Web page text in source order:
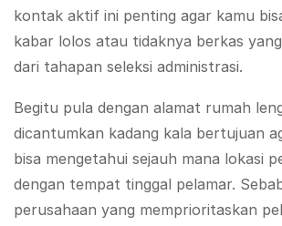
kontak aktif ini penting agar kamu
kabar lolos atau tidaknya berkas
dari tahapan seleksi administrasi.
Begitu pula dengan alamat rumah
dicantumkan kadang kala bertujuan
bisa mengetahui sejauh mana lokasi
dengan tempat tinggal pelamar.
perusahaan yang memprioritaskan